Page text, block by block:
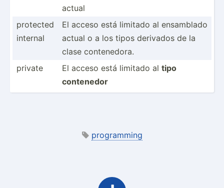
actual
protected
internal
El acceso está limitado al ensamblado
actual o a los tipos derivados de la
clase conten­edora.
private
El acceso está limitado al tipo
contenedor
programming